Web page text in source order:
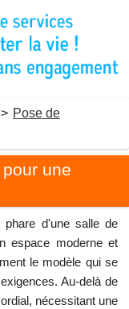
> Pose de
une
phare d'une salle de
espace moderne et
le modèle qui se
Au-delà de
nécessitant une